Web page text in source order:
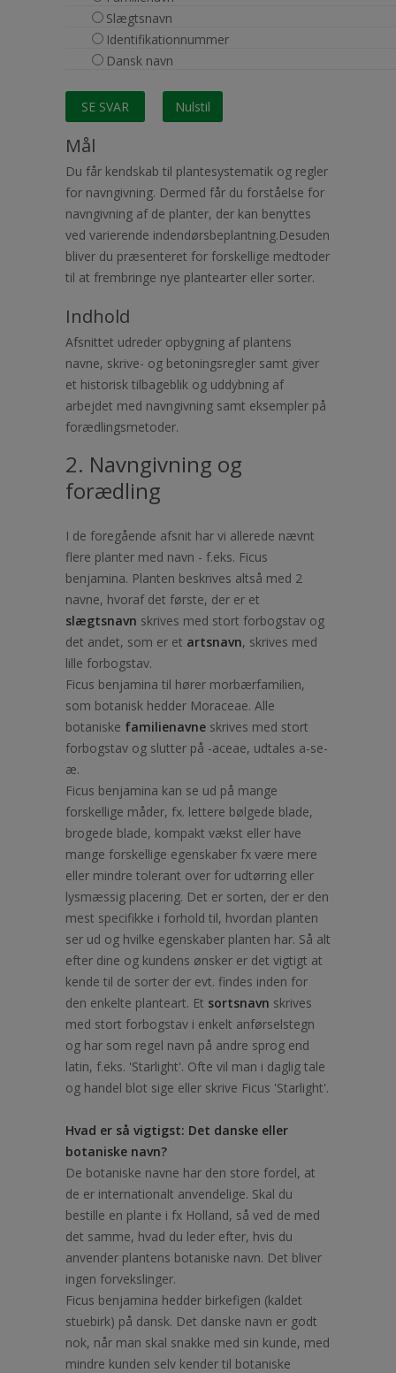
Slægtsnavn
Identifikationnummer
Dansk navn
Mål
Du får kendskab til plantesystematik og regler
for navngivning. Dermed får du forståelse for
navngivning af de planter, der kan benyttes
ved varierende indendørsbeplantning.Desuden
bliver du præsenteret for forskellige medtoder
til at frembringe nye plantearter eller sorter.
Indhold
Afsnittet udreder opbygning af plantens
navne, skrive- og betoningsregler samt giver
et historisk tilbageblik og uddybning af
arbejdet med navngivning samt eksempler på
forædlingsmetoder.
2. Navngivning og
forædling
I de foregående afsnit har vi allerede nævnt
flere planter med navn - f.eks. Ficus
benjamina. Planten beskrives altså med 2
navne, hvoraf det første, der er et
slægtsnavn skrives med stort forbogstav og
det andet, som er et artsnavn, skrives med
lille forbogstav.
Ficus benjamina til hører morbærfamilien,
som botanisk hedder Moraceae. Alle
botaniske familienavne skrives med stort
forbogstav og slutter på -aceae, udtales a-se-
æ.
Ficus benjamina kan se ud på mange
forskellige måder, fx. lettere bølgede blade,
brogede blade, kompakt vækst eller have
mange forskellige egenskaber fx være mere
eller mindre tolerant over for udtørring eller
lysmæssig placering. Det er sorten, der er den
mest specifikke i forhold til, hvordan planten
ser ud og hvilke egenskaber planten har. Så alt
efter dine og kundens ønsker er det vigtigt at
kende til de sorter der evt. findes inden for
den enkelte planteart. Et sortsnavn skrives
med stort forbogstav i enkelt anførselstegn
og har som regel navn på andre sprog end
latin, f.eks. 'Starlight'. Ofte vil man i daglig tale
og handel blot sige eller skrive Ficus 'Starlight'.
Hvad er så vigtigst: Det danske eller
botaniske navn?
De botaniske navne har den store fordel, at
de er internationalt anvendelige. Skal du
bestille en plante i fx Holland, så ved de med
det samme, hvad du leder efter, hvis du
anvender plantens botaniske navn. Det bliver
ingen forvekslinger.
Ficus benjamina hedder birkefigen (kaldet
stuebirk) på dansk. Det danske navn er godt
nok, når man skal snakke med sin kunde, med
mindre kunden selv kender til botaniske